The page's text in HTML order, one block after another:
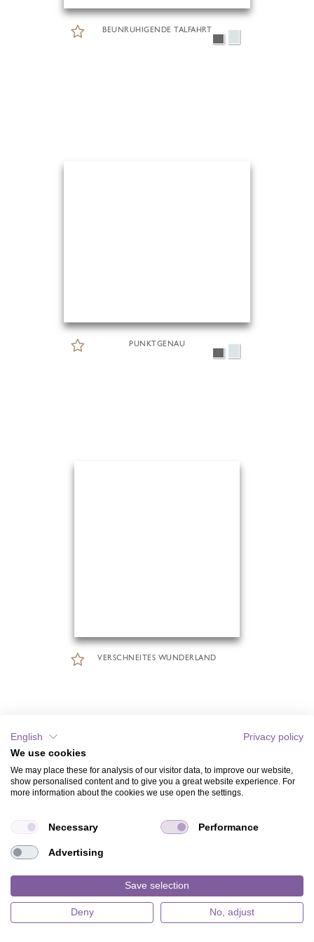
BEUNRUHIGENDE TALFAHRT
PUNKTGENAU
VERSCHNEITES WUNDERLAND
English
Privacy policy
We use cookies
We may place these for analysis of our visitor data, to improve our website,
show personalised content and to give you a great website experience. For
more information about the cookies we use open the settings.
Necessary Performance
Advertising
Save selection
Deny No, adjust